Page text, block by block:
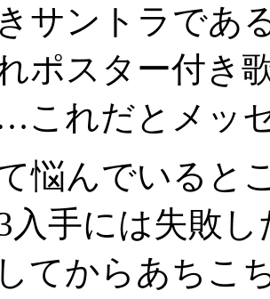
サントラであ
ポスター付き
れだとメッ
悩んでいると
入手には失敗
てからあちこ